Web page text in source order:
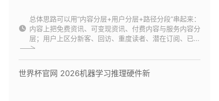
总体思路可以用“内容分层+用户分层+路径分段”串起来：
内容上把免费资讯、可变现资讯、付费内容与服务内容分
层；用户上区分新客、回访、重度读者、潜在订阅、已...
世界杯官网 2026机器学习推理硬件新